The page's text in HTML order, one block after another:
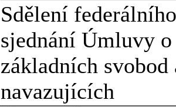
Sdělení
sjednání Úmluvy
základních
navazujících